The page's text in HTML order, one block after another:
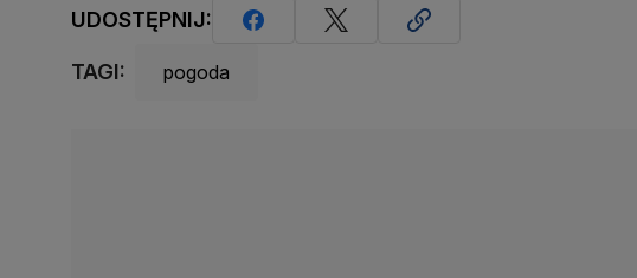
UDOSTĘPNIJ:
TAGI: pogoda